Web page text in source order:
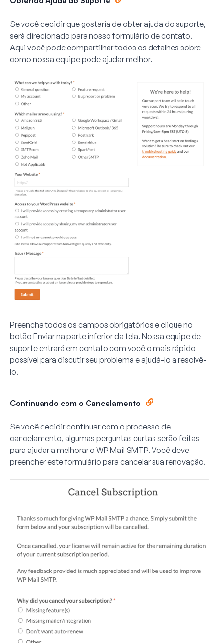
Se você decidir que gostaria de obter ajuda do suporte,
será direcionado para nosso formulário de contato.
Aqui você pode compartilhar todos os detalhes sobre
como nossa equipe pode ajudar melhor.
Preencha todos os campos obrigatórios e clique no
botão Enviarna parte inferior da tela. Nossa equipe de
suporte entrará em contato com você o mais rápido
possível para discutir seu problema e ajudá-lo a resolvê-
lo.
Continuando com o Cancelamento
Se você decidir continuar com o processo de
cancelamento, algumas perguntas curtas serão feitas
para ajudar a melhorar o WP Mail SMTP. Você deve
preencher este formulário para cancelar sua renovação.